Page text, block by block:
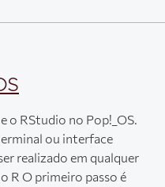
o RStudio no Pop!_OS.
ou interface
realizado em qualquer
R O primeiro passo é